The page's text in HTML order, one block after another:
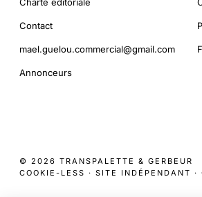
Contact
mael.guelou.commercial@gmail.com
Annonceurs
© 2026 TRANSPALETTE & GERBEUR
COOKIE-LESS · SITE INDÉPENDANT ·